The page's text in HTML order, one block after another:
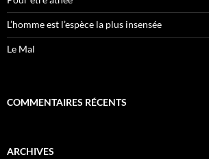
L’homme est l’espèce la plus insensée
Le Mal
COMMENTAIRES RÉCENTS
ARCHIVES